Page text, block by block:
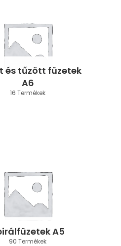
és tűzött füzetek
A6
16 Termékek
A5
90 Termékek